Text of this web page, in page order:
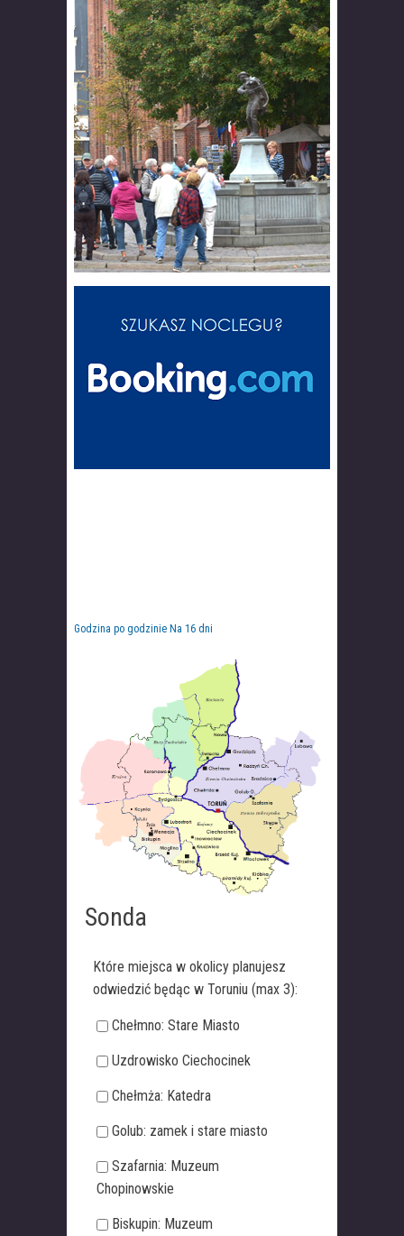
Godzina po godzinie Na 16 dni
Sonda
Które miejsca w okolicy planujesz
odwiedzić będąc w Toruniu (max 3):
Chełmno: Stare Miasto
Uzdrowisko Ciechocinek
Chełmża: Katedra
Golub: zamek i stare miasto
Szafarnia: Muzeum
Chopinowskie
Biskupin: Muzeum